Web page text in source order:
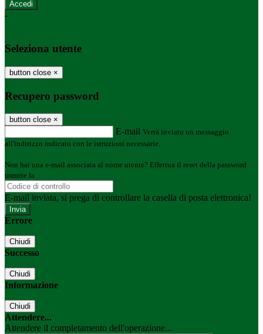
-
Seleziona utente
button close ×
Recupero password
button close ×
E-mail Verrà inviato un messaggio
all'indirizzo indicato con le istruzioni necessarie.
Non hai una e-mail associata al nome utente? Effettua il reset della password
tramite la
E-mail inviata, si prega di controllare la casella di posta elettronica!
Errore
Chiudi
Successo
Chiudi
Informazione
Chiudi
Attendere...
Attendere il completamento dell'operazione...